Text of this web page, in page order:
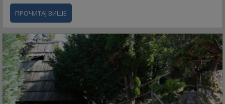
ПРОЧИТАЈ ВИШЕ